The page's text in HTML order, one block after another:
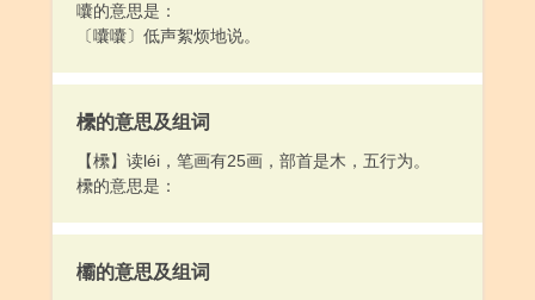
囔的意思是：
〔囔囔〕低声絮烦地说。
欙的意思及组词
【欙】读léi，笔画有25画，部首是木，五行为。
欙的意思是：
欛的意思及组词